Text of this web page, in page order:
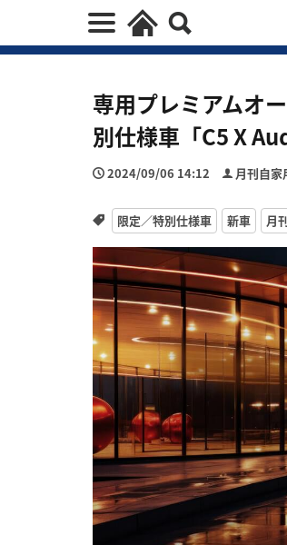
専用プレミアムオ
別仕様車「C5 X
2024/09/06 14:12 月刊自家
限定／特別仕様車 新車 月